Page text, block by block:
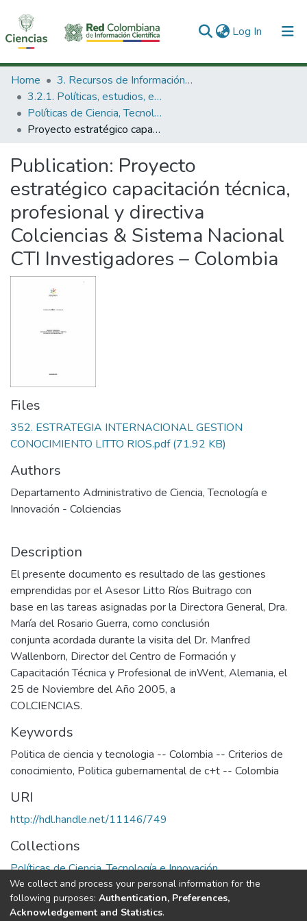
Log In (current)
Communities & Collections
All of DSpace
Statistics
Home
3. Recursos de Información Científica y Tecnológica
3.2.1. Políticas, estudios, evaluaciones e indicadores de CTeI
Políticas de Ciencia, Tecnología e Innovación
Proyecto estratégico capacitación técnica, profesional y directiva Colciencias & Sistema Nacional CTI Investigadores – Colombia
Publication: Proyecto
estratégico capacitación técnica,
profesional y directiva
Colciencias & Sistema Nacional
CTI Investigadores – Colombia
Files
352. ESTRATEGIA INTERNACIONAL GESTION
CONOCIMIENTO LITTO RIOS.pdf(71.92 KB)
Authors
Departamento Administrativo de Ciencia, Tecnología e
Innovación - Colciencias
Description
El presente documento es resultado de las gestiones
emprendidas por el Asesor Litto Ríos Buitrago con
base en las tareas asignadas por la Directora General, Dra.
María del Rosario Guerra, como conclusión
conjunta acordada durante la visita del Dr. Manfred
Wallenborn, Director del Centro de Formación y
Capacitación Técnica y Profesional de inWent, Alemania, el
25 de Noviembre del Año 2005, a
COLCIENCIAS.
Keywords
Politica de ciencia y tecnologia -- Colombia -- Criterios de
conocimiento, Politica gubernamental de c+t -- Colombia
URI
http://hdl.handle.net/11146/749
Collections
Políticas de Ciencia, Tecnología e Innovación
Full item page
We collect and process your personal information for the
following purposes: Authentication, Preferences,
Acknowledgement and Statistics.